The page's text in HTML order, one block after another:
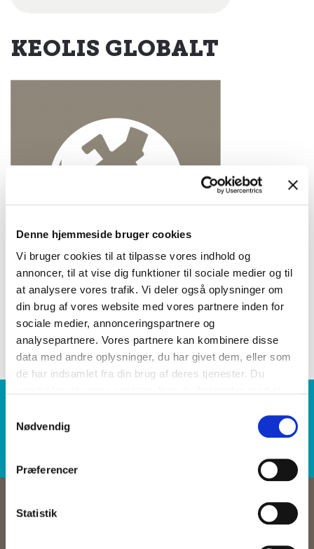
Denne hjemmeside bruger cookies
Vi bruger cookies til at tilpasse vores indhold og
annoncer, til at vise dig funktioner til sociale medier og til
at analysere vores trafik. Vi deler også oplysninger om
din brug af vores website med vores partnere inden for
sociale medier, annonceringspartnere og
analysepartnere. Vores partnere kan kombinere disse
data med andre oplysninger, du har givet dem, eller som
de har indsamlet fra din brug af deres tjenester. Du
Nødvendig
Præferencer
Statistik
KEOLIS GLOBALT
LÆS MERE OM KEOLIS GLOBALT